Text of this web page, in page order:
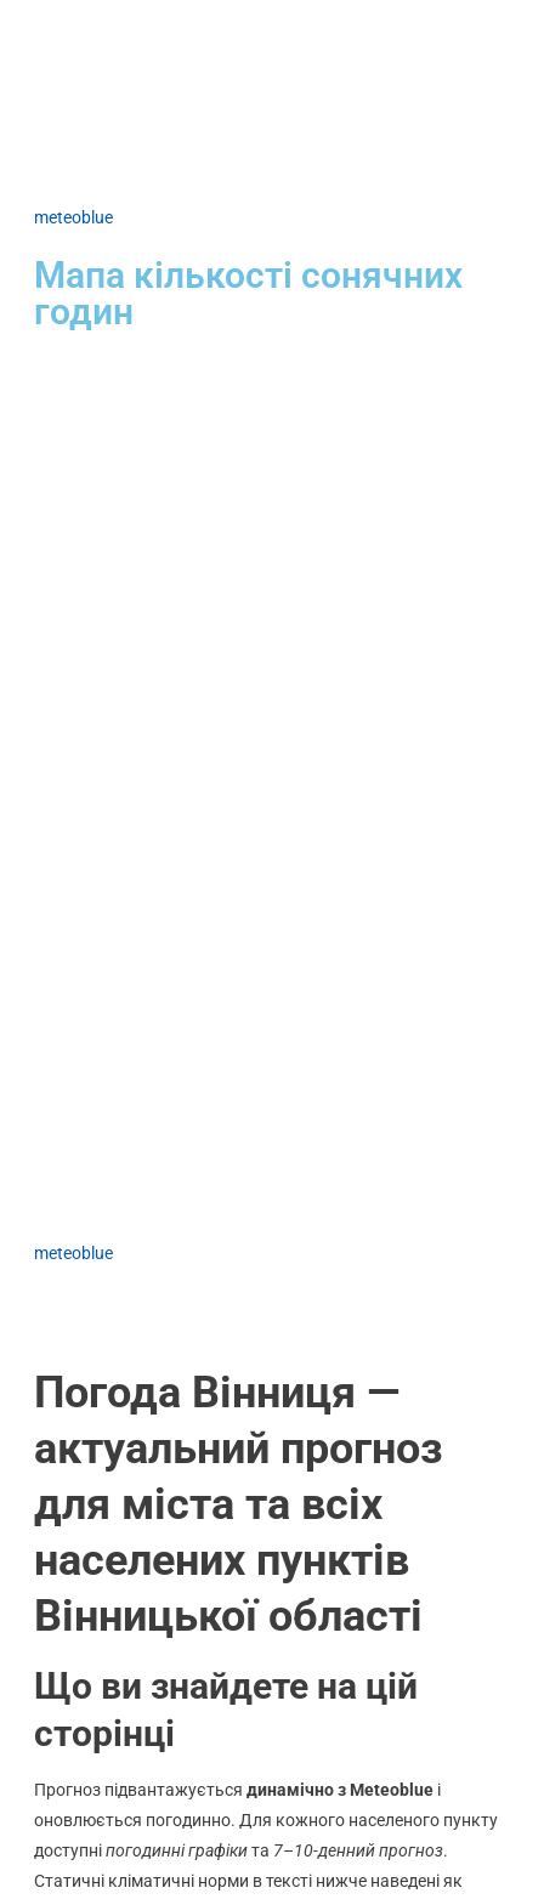
meteoblue
Мапа кількості сонячних
годин
meteoblue
Погода Вінниця —
актуальний прогноз
для міста та всіх
населених пунктів
Вінницької області
Що ви знайдете на цій
сторінці
Прогноз підвантажується динамічно з Meteoblueі
оновлюється погодинно. Для кожного населеного пункту
доступніпогодинні графікита 7–10-денний прогноз.
Статичні кліматичні норми в тексті нижче наведені як